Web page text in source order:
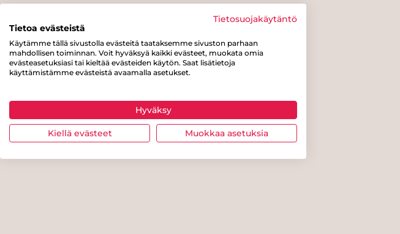
Tietosuojakäytäntö
Tietoa evästeistä
Käytämme tällä sivustolla evästeitä taataksemme sivuston parhaan
mahdollisen toiminnan. Voit hyväksyä kaikki evästeet, muokata omia
evästeasetuksiasi tai kieltää evästeiden käytön. Saat lisätietoja
käyttämistämme evästeistä avaamalla asetukset.
Hyväksy
Kiellä evästeet Muokkaa asetuksia